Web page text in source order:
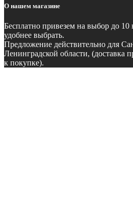
О нашем магазине
Бесплатно привезем на выбор до
удобнее выбрать.
Предложение действительно для
Ленинградской области, (доставка
к покупке).